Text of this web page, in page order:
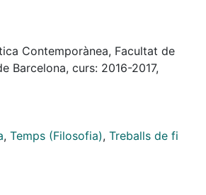
iconográfica influenciada
y el estar al umbral del
que dibuja un devenir
Contemporànea, Facultat de
Barcelona, curs: 2016-2017,
, Temps (Filosofia), Treballs de fi